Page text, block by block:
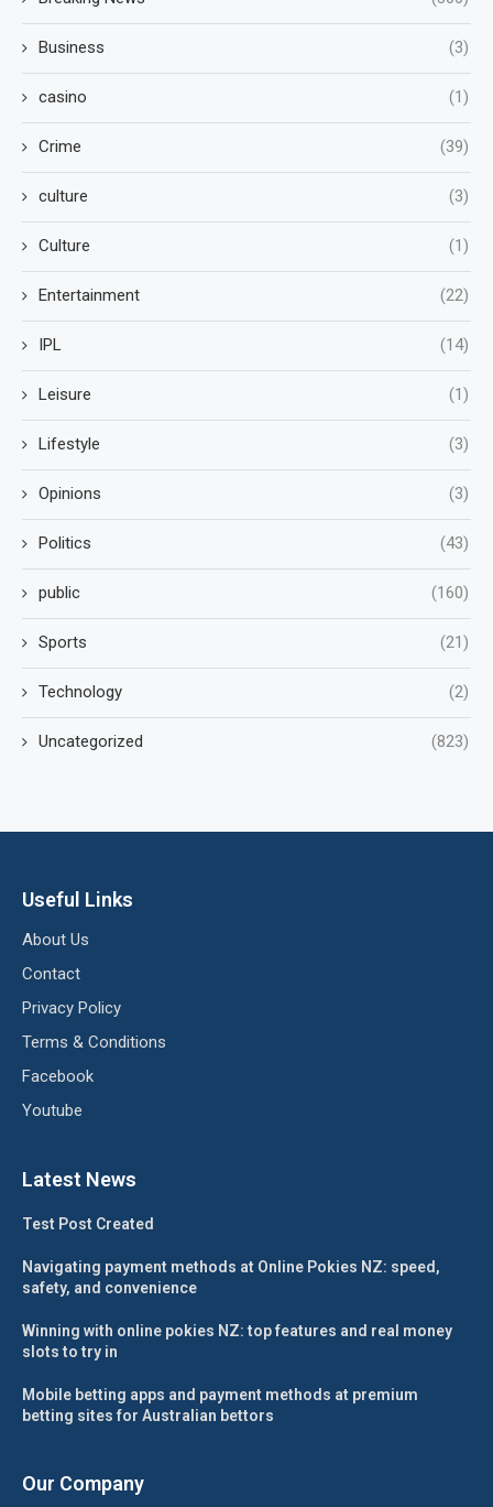
Business (3)
casino (1)
Crime (39)
culture (3)
Culture (1)
Entertainment (22)
IPL (14)
Leisure (1)
Lifestyle (3)
Opinions (3)
Politics (43)
public (160)
Sports (21)
Technology (2)
Uncategorized (823)
Useful Links
About Us
Contact
Privacy Policy
Terms & Conditions
Facebook
Youtube
Latest News
Test Post Created
Navigating payment methods at Online Pokies NZ: speed,
safety, and convenience
Winning with online pokies NZ: top features and real money
slots to try in
Mobile betting apps and payment methods at premium
betting sites for Australian bettors
Our Company